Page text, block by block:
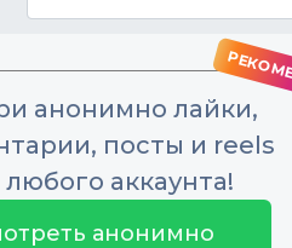
анонимно лайки,
посты и reels
аккаунта!
анонимно